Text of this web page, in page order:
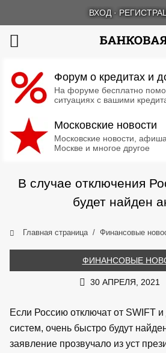
ВХОД ·
Форум о кредитах и
На форуме бесплатно
ситуациях с вашими
Московские новости
Московские новости,
Москве и многое другое
В случае отключения
будет найден
Главная страница Финансовые
ФИНАНСОВЫЕ
30 АПРЕЛЯ, 2021
Если Россию отключат от SWIFT
систем, очень быстро будут
заявление прозвучало из уст